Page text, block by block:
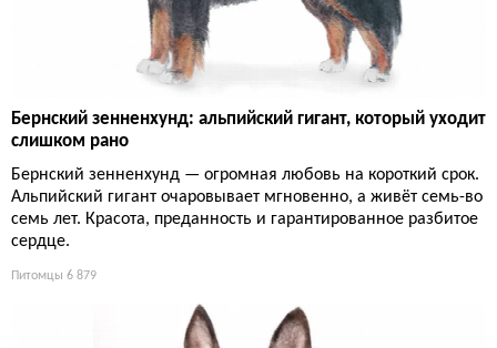
Бернский зенненхунд: альпийский гигант, который уходит
слишком рано
Бернский зенненхунд — огромная любовь на короткий срок.
Альпийский гигант очаровывает мгновенно, а живёт семь-во
семь лет. Красота, преданность и гарантированное разбитое
сердце.
Питомцы 6 879